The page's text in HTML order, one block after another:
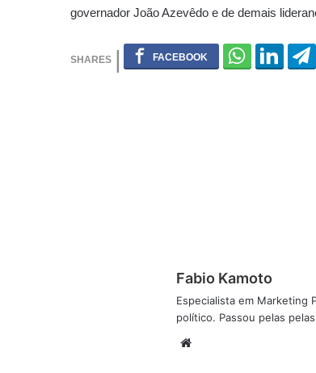
governador João Azevêdo e de demais
Fabio Kamoto
Especialista em Marketing
político. Passou pelas